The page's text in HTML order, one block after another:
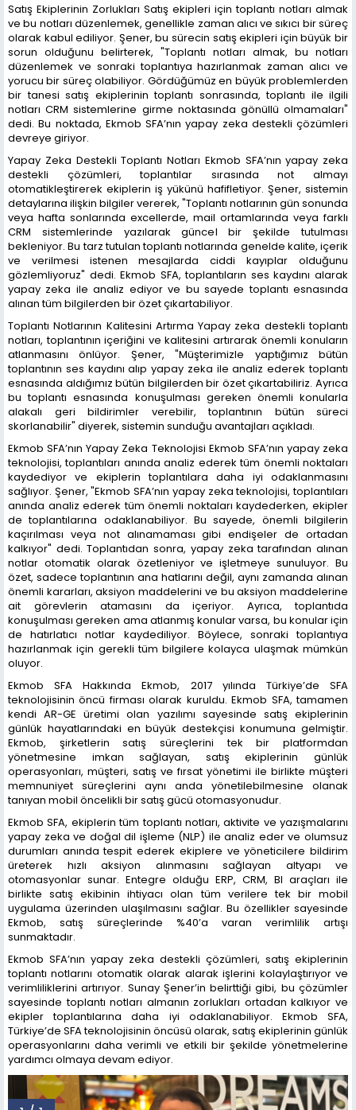
Satış Ekiplerinin Zorlukları Satış ekipleri için toplantı notları almak
ve bu notları düzenlemek, genellikle zaman alıcı ve sıkıcı bir süreç
olarak kabul ediliyor. Şener, bu sürecin satış ekipleri için büyük bir
sorun olduğunu belirterek, "Toplantı notları almak, bu notları
düzenlemek ve sonraki toplantıya hazırlanmak zaman alıcı ve
yorucu bir süreç olabiliyor. Gördüğümüz en büyük problemlerden
bir tanesi satış ekiplerinin toplantı sonrasında, toplantı ile ilgili
notları CRM sistemlerine girme noktasında gönüllü olmamaları"
dedi. Bu noktada, Ekmob SFA’nın yapay zeka destekli çözümleri
devreye giriyor.
Yapay Zeka Destekli Toplantı Notları Ekmob SFA’nın yapay zeka
destekli çözümleri, toplantılar sırasında not almayı
otomatikleştirerek ekiplerin iş yükünü hafifletiyor. Şener, sistemin
detaylarına ilişkin bilgiler vererek, "Toplantı notlarının gün sonunda
veya hafta sonlarında excellerde, mail ortamlarında veya farklı
CRM sistemlerinde yazılarak güncel bir şekilde tutulması
bekleniyor. Bu tarz tutulan toplantı notlarında genelde kalite, içerik
ve verilmesi istenen mesajlarda ciddi kayıplar olduğunu
gözlemliyoruz" dedi. Ekmob SFA, toplantıların ses kaydını alarak
yapay zeka ile analiz ediyor ve bu sayede toplantı esnasında
alınan tüm bilgilerden bir özet çıkartabiliyor.
Toplantı Notlarının Kalitesini Artırma Yapay zeka destekli toplantı
notları, toplantının içeriğini ve kalitesini artırarak önemli konuların
atlanmasını önlüyor. Şener, "Müşterimizle yaptığımız bütün
toplantının ses kaydını alıp yapay zeka ile analiz ederek toplantı
esnasında aldığımız bütün bilgilerden bir özet çıkartabiliriz. Ayrıca
bu toplantı esnasında konuşulması gereken önemli konularla
alakalı geri bildirimler verebilir, toplantının bütün süreci
skorlanabilir" diyerek, sistemin sunduğu avantajları açıkladı.
Ekmob SFA’nın Yapay Zeka Teknolojisi Ekmob SFA’nın yapay zeka
teknolojisi, toplantıları anında analiz ederek tüm önemli noktaları
kaydediyor ve ekiplerin toplantılara daha iyi odaklanmasını
sağlıyor. Şener, "Ekmob SFA’nın yapay zeka teknolojisi, toplantıları
anında analiz ederek tüm önemli noktaları kaydederken, ekipler
de toplantılarına odaklanabiliyor. Bu sayede, önemli bilgilerin
kaçırılması veya not alınamaması gibi endişeler de ortadan
kalkıyor" dedi. Toplantıdan sonra, yapay zeka tarafından alınan
notlar otomatik olarak özetleniyor ve işletmeye sunuluyor. Bu
özet, sadece toplantının ana hatlarını değil, aynı zamanda alınan
önemli kararları, aksiyon maddelerini ve bu aksiyon maddelerine
ait görevlerin atamasını da içeriyor. Ayrıca, toplantıda
konuşulması gereken ama atlanmış konular varsa, bu konular için
de hatırlatıcı notlar kaydediliyor. Böylece, sonraki toplantıya
hazırlanmak için gerekli tüm bilgilere kolayca ulaşmak mümkün
oluyor.
Ekmob SFA Hakkında Ekmob, 2017 yılında Türkiye’de SFA
teknolojisinin öncü firması olarak kuruldu. Ekmob SFA, tamamen
kendi AR-GE üretimi olan yazılımı sayesinde satış ekiplerinin
günlük hayatlarındaki en büyük destekçisi konumuna gelmiştir.
Ekmob, şirketlerin satış süreçlerini tek bir platformdan
yönetmesine imkan sağlayan, satış ekiplerinin günlük
operasyonları, müşteri, satış ve fırsat yönetimi ile birlikte müşteri
memnuniyet süreçlerini aynı anda yönetilebilmesine olanak
tanıyan mobil öncelikli bir satış gücü otomasyonudur.
Ekmob SFA, ekiplerin tüm toplantı notları, aktivite ve yazışmalarını
yapay zeka ve doğal dil işleme (NLP) ile analiz eder ve olumsuz
durumları anında tespit ederek ekiplere ve yöneticilere bildirim
üreterek hızlı aksiyon alınmasını sağlayan altyapı ve
otomasyonlar sunar. Entegre olduğu ERP, CRM, BI araçları ile
birlikte satış ekibinin ihtiyacı olan tüm verilere tek bir mobil
uygulama üzerinden ulaşılmasını sağlar. Bu özellikler sayesinde
Ekmob, satış süreçlerinde %40’a varan verimlilik artışı
sunmaktadır.
Ekmob SFA’nın yapay zeka destekli çözümleri, satış ekiplerinin
toplantı notlarını otomatik olarak alarak işlerini kolaylaştırıyor ve
verimliliklerini artırıyor. Sunay Şener’in belirttiği gibi, bu çözümler
sayesinde toplantı notları almanın zorlukları ortadan kalkıyor ve
ekipler toplantılarına daha iyi odaklanabiliyor. Ekmob SFA,
Türkiye’de SFA teknolojisinin öncüsü olarak, satış ekiplerinin günlük
operasyonlarını daha verimli ve etkili bir şekilde yönetmelerine
yardımcı olmaya devam ediyor.